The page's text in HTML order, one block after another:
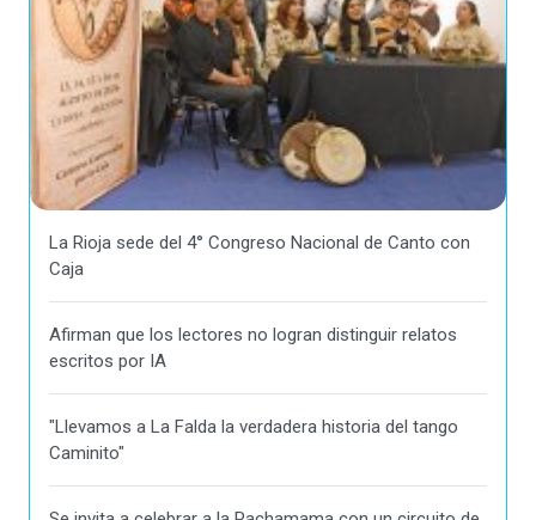
La Rioja sede del 4° Congreso Nacional de Canto con
Caja
Afirman que los lectores no logran distinguir relatos
escritos por IA
"Llevamos a La Falda la verdadera historia del tango
Caminito"